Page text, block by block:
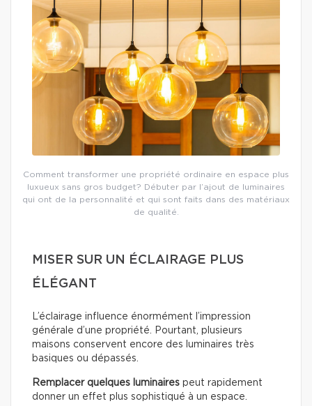
Comment transformer une propriété ordinaire en espace plus
luxueux sans gros budget? Débuter par l’ajout de luminaires
qui ont de la personnalité et qui sont faits dans des matériaux
de qualité.
MISER SUR UN ÉCLAIRAGE PLUS
ÉLÉGANT
L’éclairage influence énormément l’impression
générale d’une propriété. Pourtant, plusieurs
maisons conservent encore des luminaires très
basiques ou dépassés.
Remplacer quelques luminaires peut rapidement
donner un effet plus sophistiqué à un espace.